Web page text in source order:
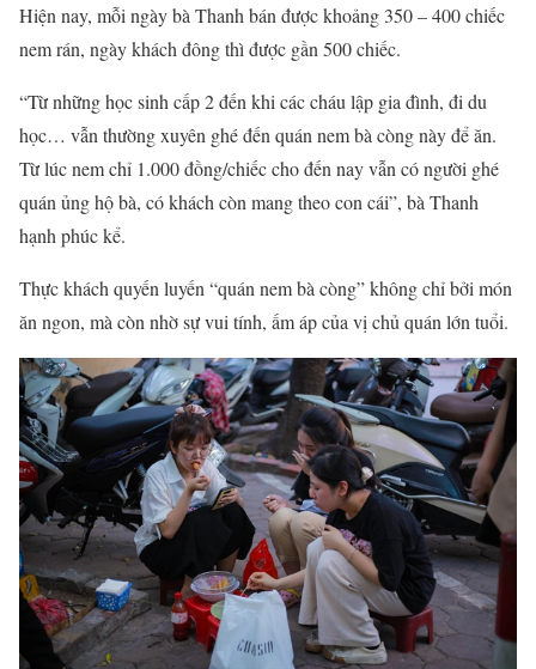
Hiện nay, mỗi ngày bà Thanh bán được khoảng 350 – 400 chiếc
nem rán, ngày khách đông thì được gần 500 chiếc.
“Từ những học sinh cấp 2 đến khi các cháu lập gia đình, đi du
học… vẫn thường xuyên ghé đến quán nem bà còng này để ăn.
Từ lúc nem chỉ 1.000 đồng/chiếc cho đến nay vẫn có người ghé
quán ủng hộ bà, có khách còn mang theo con cái”, bà Thanh
hạnh phúc kể.
Thực khách quyến luyến “quán nem bà còng” không chỉ bởi món
ăn ngon, mà còn nhờ sự vui tính, ấm áp của vị chủ quán lớn tuổi.